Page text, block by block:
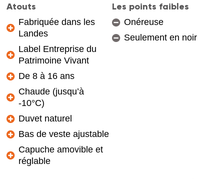
Atouts
Fabriquée dans les
Landes
Label Entreprise du
Patrimoine Vivant
De 8 à 16 ans
Chaude (jusqu’à
-10°C)
Duvet naturel
Bas de veste ajustable
Capuche amovible et
réglable
Les points faibles
Onéreuse
Seulement en noir